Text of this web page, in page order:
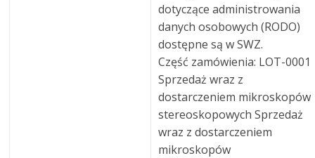
dotyczące administrowania
danych osobowych (RODO)
dostępne są w SWZ.
Część zamówienia: LOT-0001
Sprzedaż wraz z
dostarczeniem mikroskopów
stereoskopowych Sprzedaż
wraz z dostarczeniem
mikroskopów